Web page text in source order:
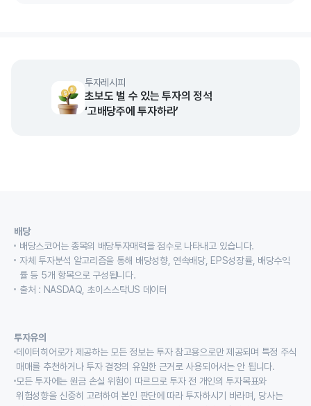
투자레시피
초보도 벌 수 있는 투자의 정석
‘고배당주에 투자하라’
배당
배당스코어는 종목의 배당투자매력을 점수로 나타내고 있습니다.
자체 투자분석 알고리즘을 통해 배당성향, 연속배당, EPS성장률, 배당수익
률 등 5개 항목으로 구성됩니다.
출처 : NASDAQ, 초이스스탁US 데이터
투자유의
데이터히어로가 제공하는 모든 정보는 투자 참고용으로만 제공되며 특정 주식
매매를 추천하거나 투자 결정의 유일한 근거로 사용되어서는 안 됩니다.
모든 투자에는 원금 손실 위험이 따르므로 투자 전 개인의 투자목표와
위험성향을 신중히 고려하여 본인 판단에 따라 투자하시기 바라며, 당사는